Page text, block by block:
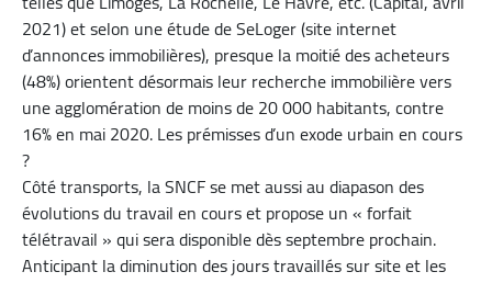
2021) et selon une étude de SeLoger (site internet
d’annonces immobilières), presque la moitié des acheteurs
(48%) orientent désormais leur recherche immobilière vers
une agglomération de moins de 20 000 habitants, contre
16% en mai 2020. Les prémisses d’un exode urbain en cours
?
Côté transports, la SNCF se met aussi au diapason des
évolutions du travail en cours et propose un « forfait
télétravail » qui sera disponible dès septembre prochain.
Anticipant la diminution des jours travaillés sur site et les